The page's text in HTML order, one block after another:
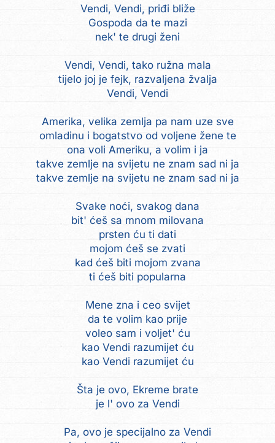
Vendi, Vendi, priđi bliže
Gospoda da te mazi
nek' te drugi ženi
Vendi, Vendi, tako ružna mala
tijelo joj je fejk, razvaljena žvalja
Vendi, Vendi
Amerika, velika zemlja pa nam uze sve
omladinu i bogatstvo od voljene žene te
ona voli Ameriku, a volim i ja
takve zemlje na svijetu ne znam sad ni ja
takve zemlje na svijetu ne znam sad ni ja
Svake noći, svakog dana
bit' ćeš sa mnom milovana
prsten ću ti dati
mojom ćeš se zvati
kad ćeš biti mojom zvana
ti ćeš biti popularna
Mene zna i ceo svijet
da te volim kao prije
voleo sam i voljet' ću
kao Vendi razumijet ću
kao Vendi razumijet ću
Šta je ovo, Ekreme brate
je l' ovo za Vendi
Pa, ovo je specijalno za Vendi